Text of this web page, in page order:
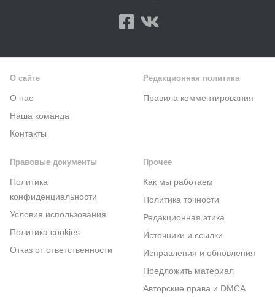
О сайте
О нас
Наша команда
Контакты
Редакционная политика
Правила комментирования
Правовые документы
Политика
конфиденциальности
Условия использования
Политика cookies
Отказ от ответственности
Прочее
Как мы работаем
Политика точности
Редакционная этика
Источники и ссылки
Исправления и обновления
Предложить материал
Авторские права и DMCA